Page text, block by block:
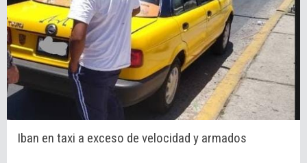
Iban en taxi a exceso de velocidad y armados